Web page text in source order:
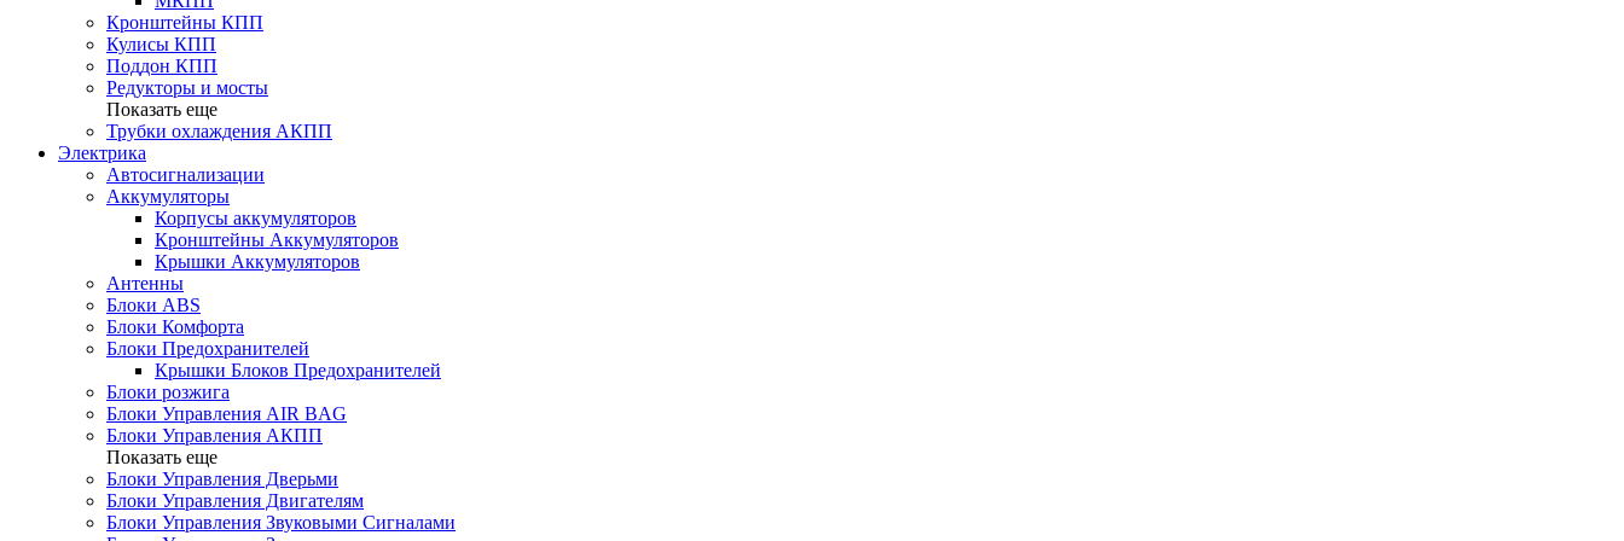
Кронштейны КПП
Кулисы КПП
Поддон КПП
Редукторы и мосты
Показать еще
Трубки охлаждения АКПП
Электрика
Автосигнализации
Аккумуляторы
Корпусы аккумуляторов
Кронштейны Аккумуляторов
Крышки Аккумуляторов
Антенны
Блоки ABS
Блоки Комфорта
Блоки Предохранителей
Крышки Блоков Предохранителей
Блоки розжига
Блоки Управления AIR BAG
Блоки Управления АКПП
Показать еще
Блоки Управления Дверьми
Блоки Управления Двигателям
Блоки Управления Звуковыми Сигналами